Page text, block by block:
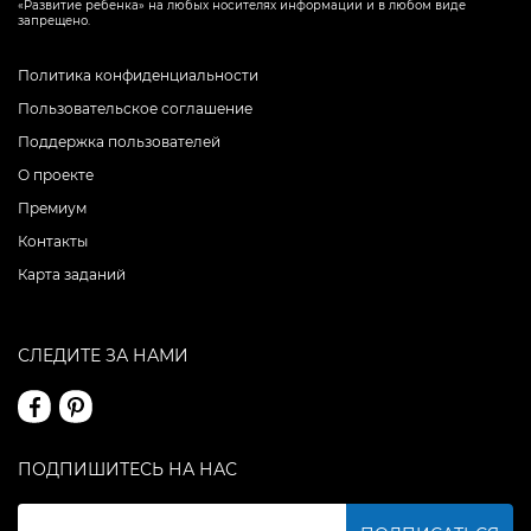
«Развитие ребенка» на любых носителях информации и в любом виде
запрещено.
Политика конфиденциальности
Пользовательское соглашение
Поддержка пользователей
О проекте
Премиум
Контакты
Карта заданий
СЛЕДИТЕ ЗА НАМИ
ПОДПИШИТЕСЬ НА НАС